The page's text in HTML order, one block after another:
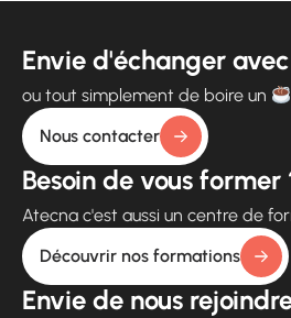
Envie d'échanger avec
ou tout simplement de boire un
Nous contacter
Besoin de vous former
Atecna c'est aussi un centre de
Découvrir nos formations
Envie de nous